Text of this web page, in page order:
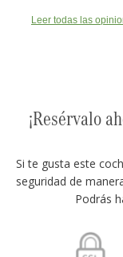
Leer todas las
¡Resérvalo
Si te gusta este
seguridad de
Podrás